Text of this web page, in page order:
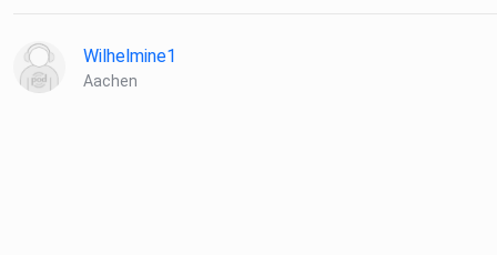
Wilhelmine1
Aachen